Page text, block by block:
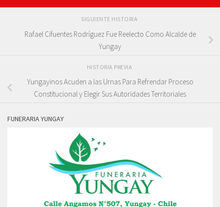
SIGUIENTE HISTORIA
Rafael Cifuentes Rodríguez Fue Reelecto Como Alcalde de
Yungay
HISTORIA PREVIA
Yungayinos Acuden a las Urnas Para Refrendar Proceso
Constitucional y Elegir Sus Autoridades Territoriales
FUNERARIA YUNGAY